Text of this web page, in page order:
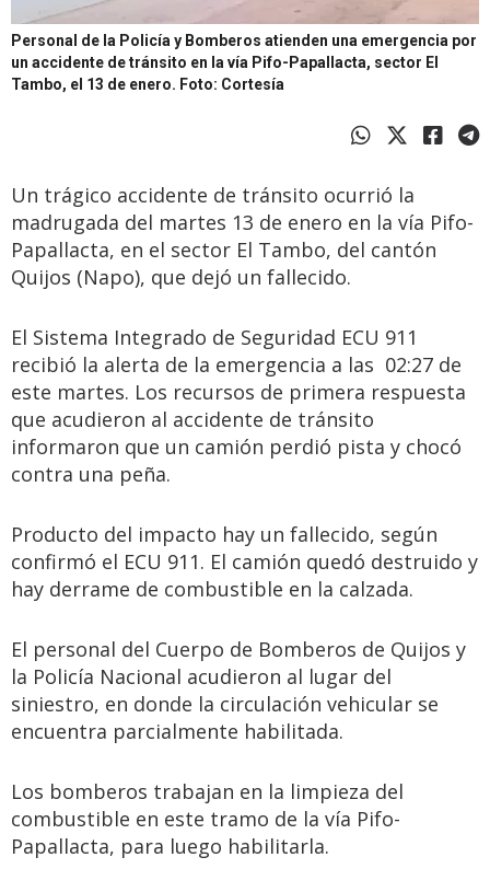
Personal de la Policía y Bomberos atienden una emergencia por
un accidente de tránsito en la vía Pifo-Papallacta, sector El
Tambo, el 13 de enero. Foto: Cortesía
Un trágico accidente de tránsito ocurrió la
madrugada del martes 13 de enero en la vía Pifo-
Papallacta, en el sector El Tambo, del cantón
Quijos (Napo), que dejó un fallecido.
El Sistema Integrado de Seguridad ECU 911
recibió la alerta de la emergencia a las 02:27 de
este martes. Los recursos de primera respuesta
que acudieron al accidente de tránsito
informaron que un camión perdió pista y chocó
contra una peña.
Producto del impacto hay un fallecido, según
confirmó el ECU 911. El camión quedó destruido y
hay derrame de combustible en la calzada.
El personal del Cuerpo de Bomberos de Quijos y
la Policía Nacional acudieron al lugar del
siniestro, en donde la circulación vehicular se
encuentra parcialmente habilitada.
Los bomberos trabajan en la limpieza del
combustible en este tramo de la vía Pifo-
Papallacta, para luego habilitarla.